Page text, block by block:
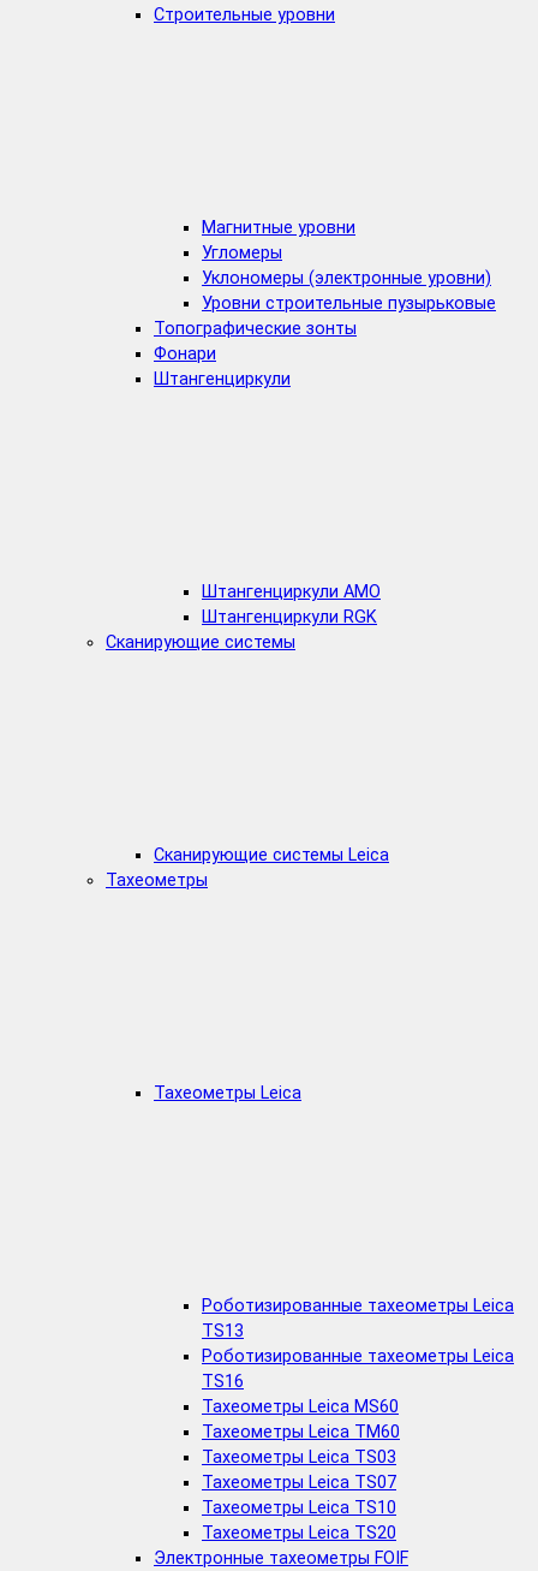
Строительные уровни
Магнитные уровни
Угломеры
Уклономеры (электронные уровни)
Уровни строительные пузырьковые
Топографические зонты
Фонари
Штангенциркули
Штангенциркули AMO
Штангенциркули RGK
Сканирующие системы
Сканирующие системы Leica
Тахеометры
Тахеометры Leica
Роботизированные тахеометры Leica
TS13
Роботизированные тахеометры Leica
TS16
Тахеометры Leica MS60
Тахеометры Leica TM60
Тахеометры Leica TS03
Тахеометры Leica TS07
Тахеометры Leica TS10
Тахеометры Leica TS20
Электронные тахеометры FOIF